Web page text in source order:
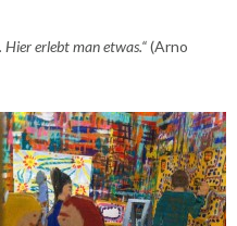
Hier erlebt man etwas.“(Arno